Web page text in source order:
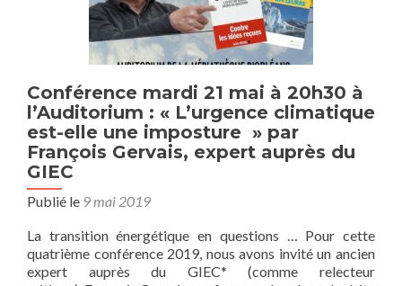
Conférence mardi 21 mai à 20h30 à
l’Auditorium : « L’urgence climatique
est-elle une imposture » par
François Gervais, expert auprès du
GIEC
Publié le 9 mai 2019
La transition énergétique en questions … Pour cette
quatrième conférence 2019, nous avons invité un ancien
expert auprès du GIEC* (comme relecteur